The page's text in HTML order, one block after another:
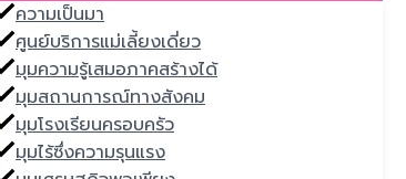
ความเป็นมา
ศูนย์บริการแม่เลี้ยงเดี่ยว
มุมความรู้เสมอภาคสร้างได้
มุมสถานการณ์ทางสังคม
มุมโรงเรียนครอบครัว
มุมไร้ซึ่งความรุนแรง